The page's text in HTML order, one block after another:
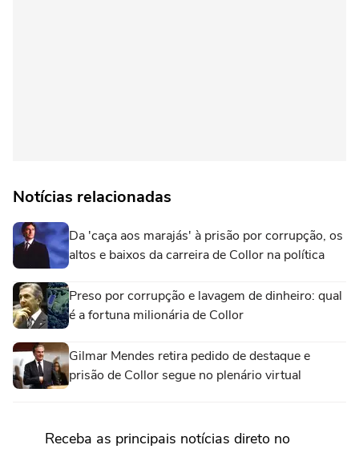
Notícias relacionadas
Da 'caça aos marajás' à prisão por corrupção, os
altos e baixos da carreira de Collor na política
Preso por corrupção e lavagem de dinheiro: qual
é a fortuna milionária de Collor
Gilmar Mendes retira pedido de destaque e
prisão de Collor segue no plenário virtual
Receba as principais notícias direto no